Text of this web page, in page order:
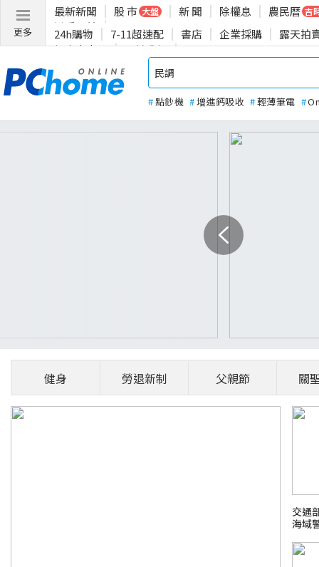
更多
最新新聞 股 市 大盤 新 聞 除權息 農民曆 吉
揪愛公益
24h購物 7-11超速配 書店 企業採購
露天拍
投資人專區
關於我們
#點鈔機 #增進鈣吸收 #輕薄筆電 #
健身 勞退新制 父親節 關
交通
海域